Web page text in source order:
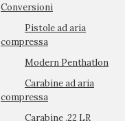
Conversioni
Pistole ad aria
compressa
Modern Penthatlon
Carabine ad aria
compressa
Carabine .22 LR